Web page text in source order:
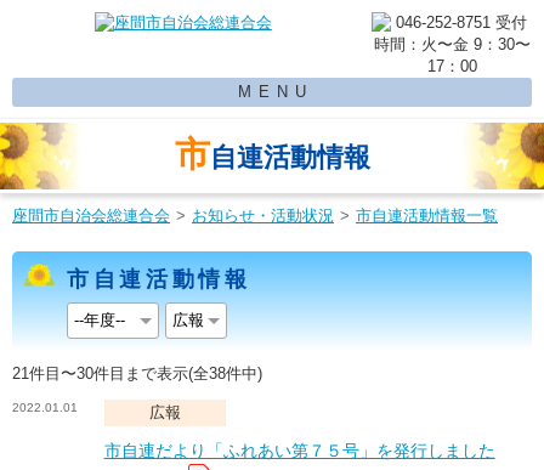
MENU
市自連活動情報
座間市自治会総連合会 お知らせ・活動状況 市自連活動情報一覧
市自連活動情報
21件目〜30件目まで表示(全38件中)
2022.01.01 広報
市自連だより「ふれあい第７５号」を発行しました